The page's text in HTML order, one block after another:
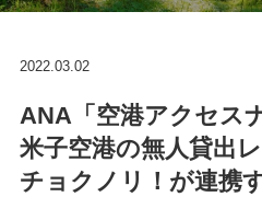
2022.03.02
ANA「空港アクセス
米子空港の無人貸出
チョクノリ！が連携